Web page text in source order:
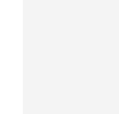
大学参访信承瑞技术有限
颁奖典礼圆满完成